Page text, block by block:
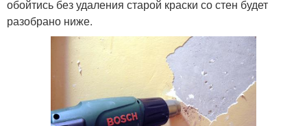
обойтись без удаления старой краски со стен будет
разобрано ниже.